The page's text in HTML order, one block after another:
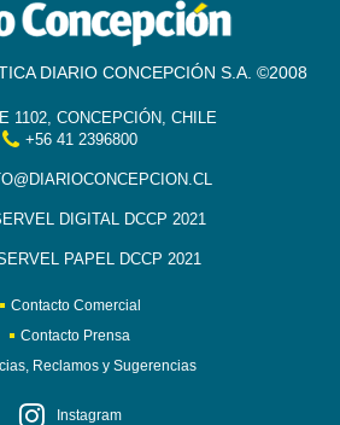
DIARIO CONCEPCIÓN S.A. ©2008
1102, CONCEPCIÓN, CHILE
+56 41 2396800
DIGITAL DCCP 2021
PAPEL DCCP 2021
Contacto Comercial
Contacto Prensa
Reclamos y Sugerencias
Instagram